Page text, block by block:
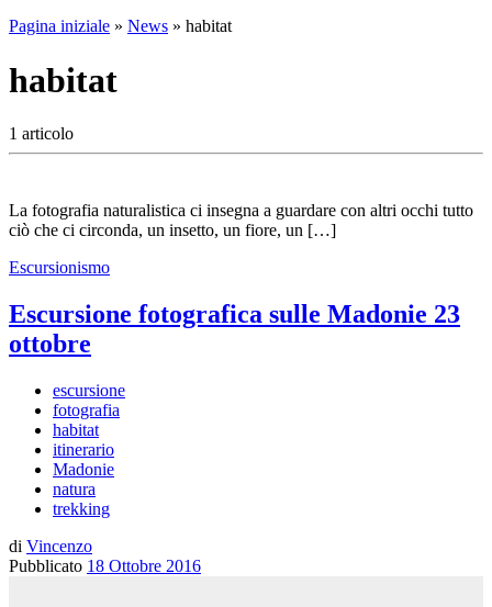
Pagina iniziale » News » habitat
habitat
1 articolo
La fotografia naturalistica ci insegna a guardare con altri occhi tutto
ciò che ci circonda, un insetto, un fiore, un […]
Escursionismo
Escursione fotografica sulle Madonie 23
ottobre
escursione
fotografia
habitat
itinerario
Madonie
natura
trekking
di Vincenzo
Pubblicato 18 Ottobre 2016